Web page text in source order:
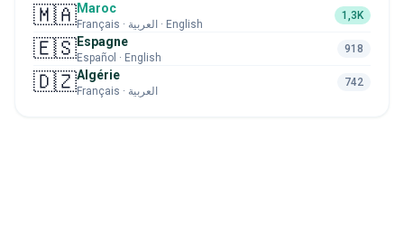
🇲🇦Maroc
Français · العربية · English
1,3K
🇪🇸Espagne
Español · English
918
🇩🇿Algérie
Français · العربية
742